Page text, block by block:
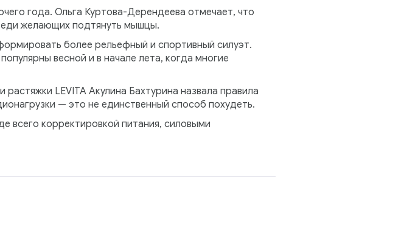
года. Ольга Куртова-Дерендеева отмечает, что
желающих подтянуть мышцы.
более рельефный и спортивный силуэт.
весной и в начале лета, когда многие
LEVITA Акулина Бахтурина назвала правила
— это не единственный способ похудеть.
всего корректировкой питания, силовыми